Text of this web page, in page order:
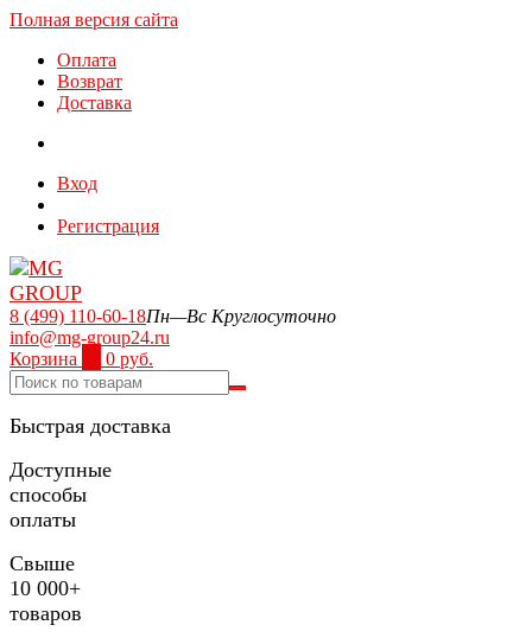
Полная версия сайта
Оплата
Возврат
Доставка
Вход
Регистрация
8 (499) 110-60-18Пн—Вс Круглосуточно
info@mg-group24.ru
Корзина
0 руб.
Быстрая доставка
Доступные
способы
оплаты
Свыше
10 000+
товаров